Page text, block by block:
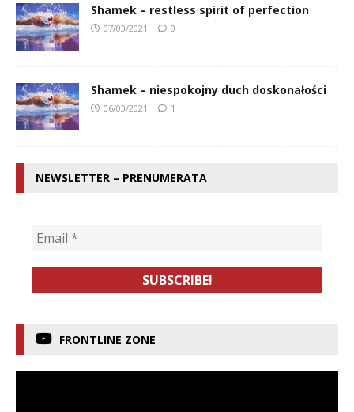
Shamek – restless spirit of perfection
07/03/2021 0
Shamek – niespokojny duch doskonałości
06/03/2021 1
NEWSLETTER – PRENUMERATA
FRONTLINE ZONE